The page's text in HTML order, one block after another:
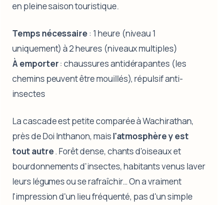
en pleine saison touristique.
Temps nécessaire : 1 heure (niveau 1
uniquement) à 2 heures (niveaux multiples)
À emporter: chaussures antidérapantes (les
chemins peuvent être mouillés), répulsif anti-
insectes
La cascade est petite comparée à Wachirathan,
près de Doi Inthanon, mais l'atmosphère y est
tout autre. Forêt dense, chants d'oiseaux et
bourdonnements d'insectes, habitants venus laver
leurs légumes ou se rafraîchir… On a vraiment
l'impression d'un lieu fréquenté, pas d'un simple